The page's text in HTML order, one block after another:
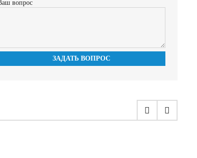
вопрос
ЗАДАТЬ ВОПРОС